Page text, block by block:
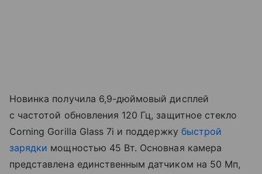
Новинка получила 6,9-дюймовый дисплей
с частотой обновления 120 Гц, защитное стекло
Corning Gorilla Glass 7i и поддержку быстрой
зарядки мощностью 45 Вт. Основная камера
представлена единственным датчиком на 50 Мп,